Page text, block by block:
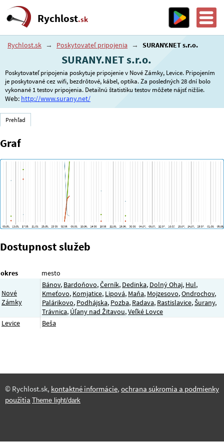
Rychlost.sk
Rychlost.sk → Poskytovateľ pripojenia → SURANY.NET s.r.o.
SURANY.NET s.r.o.
Poskytovateľ pripojenia poskytuje pripojenie v Nové Zámky, Levice. Pripojením
je poskytované cez wifi, bezdrôtové, kábel, optika. Za posledných 28 dní bolo
vykonané 1 testov pripojenia. Detailnú štatistiku testov môžete nájsť nižšie.
Web: http://www.surany.net/
Prehľad
Graf
Dostupnost služeb
okres mesto
Nové
Zámky
Bánov, Bardoňovo,Černík, Dedinka, Dolný Ohaj, Hul,
Kmeťovo, Komjatice, Lipová, Maňa, Mojzesovo,Ondrochov,
Palárikovo, Podhájska, Pozba, Radava, Rastislavice,Šurany,
Trávnica, Úľany nad Žitavou,Veľké Lovce
Levice
Beša
© Rychlost.sk, kontaktné informácie, ochrana súkromia a podmienky
použitia Theme light/dark